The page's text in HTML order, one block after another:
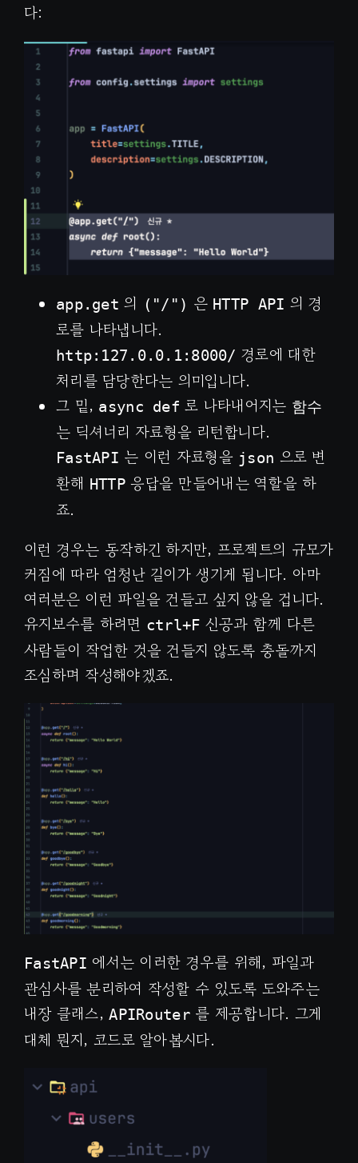
다:
app.get 의 ("/") 은 HTTP API 의 경
로를 나타냅니다.
http:127.0.0.1:8000/ 경로에 대한
처리를 담당한다는 의미입니다.
그 밑, async def 로 나타내어지는 함수
는 딕셔너리 자료형을 리턴합니다.
FastAPI 는 이런 자료형을 json 으로 변
환해 HTTP응답을 만들어내는 역할을 하
죠.
이런 경우는 동작하긴 하지만, 프로젝트의 규모가
커짐에 따라 엄청난 길이가 생기게 됩니다. 아마
여러분은 이런 파일을 건들고 싶지 않을 겁니다.
유지보수를 하려면 ctrl+F 신공과 함께 다른
사람들이 작업한 것을 건들지 않도록 충돌까지
조심하며 작성해야겠죠.
FastAPI 에서는 이러한 경우를 위해, 파일과
관심사를 분리하여 작성할 수 있도록 도와주는
내장 클래스,APIRouter를 제공합니다. 그게
대체 뭔지, 코드로 알아봅시다.